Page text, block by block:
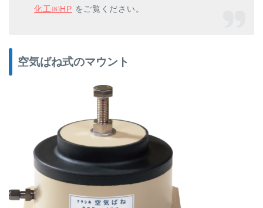
化工㈱HP をご覧ください。
空気ばね式のマウント